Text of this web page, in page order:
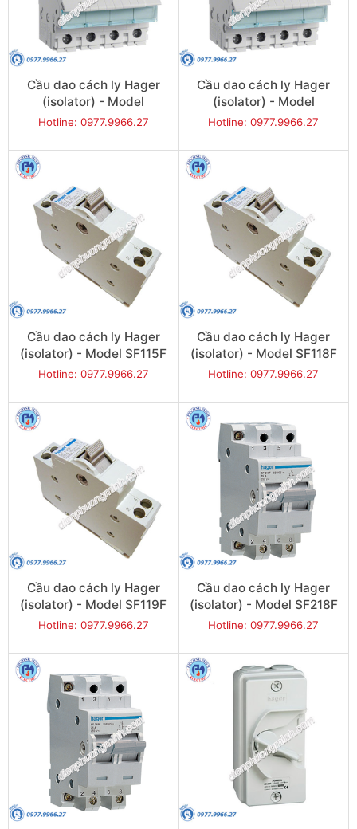
Cầu dao cách ly Hager
(isolator) - Model
SBN480
Hotline: 0977.9966.27
Cầu dao cách ly Hager
(isolator) - Model
SBN490
Hotline: 0977.9966.27
Cầu dao cách ly Hager
(isolator) - Model SF115F
Hotline: 0977.9966.27
Cầu dao cách ly Hager
(isolator) - Model SF118F
Hotline: 0977.9966.27
Cầu dao cách ly Hager
(isolator) - Model SF119F
Hotline: 0977.9966.27
Cầu dao cách ly Hager
(isolator) - Model SF218F
Hotline: 0977.9966.27